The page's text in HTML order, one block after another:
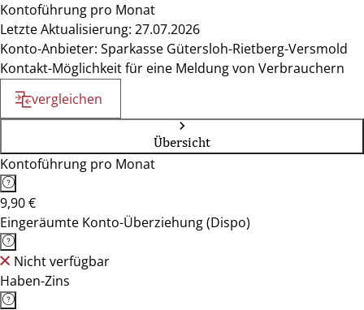
Kontoführung pro Monat
Letzte Aktualisierung: 27.07.2026
Konto-Anbieter: Sparkasse Gütersloh-Rietberg-Versmold
Kontakt-Möglichkeit für eine Meldung von Verbrauchern
vergleichen
Übersicht
Kontoführung pro Monat
9,90 €
Eingeräumte Konto-Überziehung (Dispo)
Nicht verfügbar
Haben-Zins